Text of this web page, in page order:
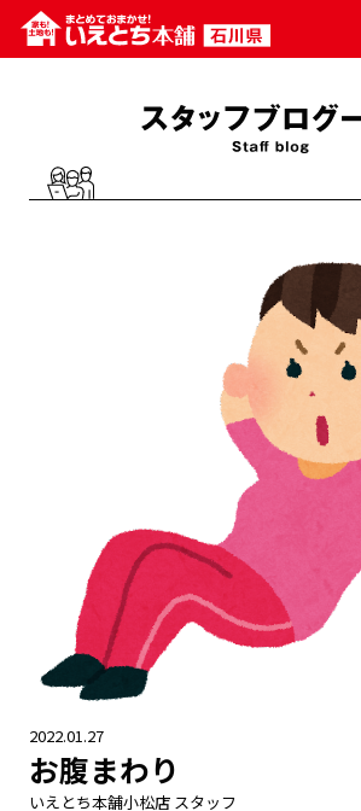
2022.01.27
お腹まわり
いえとち本舗小松店 スタッフ